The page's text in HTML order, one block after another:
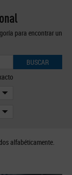
para encontrar un
BUSCAR
alfabéticamente.